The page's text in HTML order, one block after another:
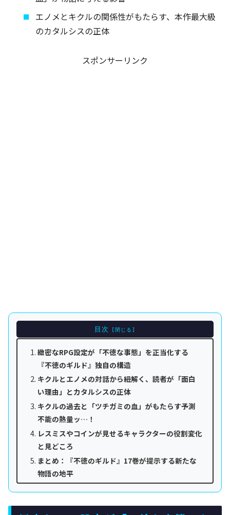
エノメとキクルの関係性がもたらす、本作最大級
のカタルシスの正体
スポンサーリンク
目次
緻密なRPG設定が「不徳な事態」を正当化する
『不徳のギルド』独自の構造
キクルとエノメの対話から紐解く、読者が「面白
い理由」とカタルシスの正体
キクルの過去と「ツチガミの血」がもたらす予測
不能の熱量ッ…！
レスミスやコインが見せるキャラクターの役割変化
と見どころ
まとめ：『不徳のギルド』17巻が提示する新たな
物語の地平